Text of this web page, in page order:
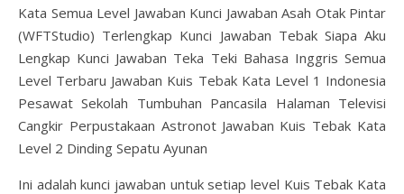
Kata Semua Level Jawaban Kunci Jawaban Asah Otak Pintar
(WFTStudio) Terlengkap Kunci Jawaban Tebak Siapa Aku
Lengkap Kunci Jawaban Teka Teki Bahasa Inggris Semua
Level Terbaru Jawaban Kuis Tebak Kata Level 1 Indonesia
Pesawat Sekolah Tumbuhan Pancasila Halaman Televisi
Cangkir Perpustakaan Astronot Jawaban Kuis Tebak Kata
Level 2 Dinding Sepatu Ayunan
Ini adalah kunci jawaban untuk setiap level Kuis Tebak Kata